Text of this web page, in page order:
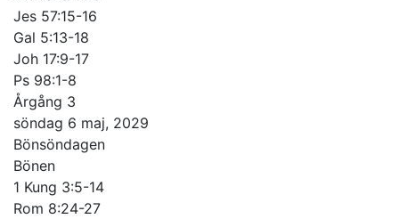
Jes 57:15-16
Gal 5:13-18
Joh 17:9-17
Ps 98:1-8
Årgång 3
söndag 6 maj, 2029
Bönsöndagen
Bönen
1 Kung 3:5-14
Rom 8:24-27